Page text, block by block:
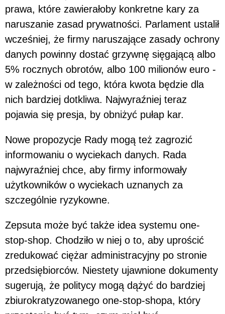
prawa, które zawierałoby konkretne kary za
naruszanie zasad prywatności. Parlament ustalił
wcześniej, że firmy naruszające zasady ochrony
danych powinny dostać grzywnę sięgającą albo
5% rocznych obrotów, albo 100 milionów euro -
w zależności od tego, która kwota będzie dla
nich bardziej dotkliwa. Najwyraźniej teraz
pojawia się presja, by obniżyć pułap kar.
Nowe propozycje Rady mogą też zagrozić
informowaniu o wyciekach danych. Rada
najwyraźniej chce, aby firmy informowały
użytkowników o wyciekach uznanych za
szczególnie ryzykowne.
Zepsuta może być także idea systemu one-
stop-shop. Chodziło w niej o to, aby uprościć
zredukować ciężar administracyjny po stronie
przedsiębiorców. Niestety ujawnione dokumenty
sugerują, że politycy mogą dążyć do bardziej
zbiurokratyzowanego one-stop-shopa, który